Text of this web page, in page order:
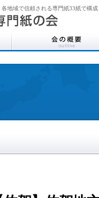
地域で信頼される専門紙33紙で構成